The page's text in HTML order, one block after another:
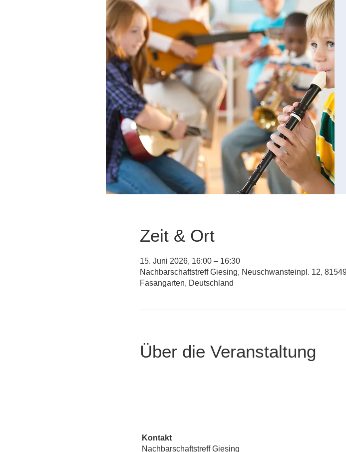
Zeit & Ort
15. Juni 2026, 16:00 – 16:30
Nachbarschaftstreff Giesing, Neuschwansteinpl. 12,
Fasangarten, Deutschland
Über die Veranstaltung
Kontakt
Nachbarschaftstreff Giesing